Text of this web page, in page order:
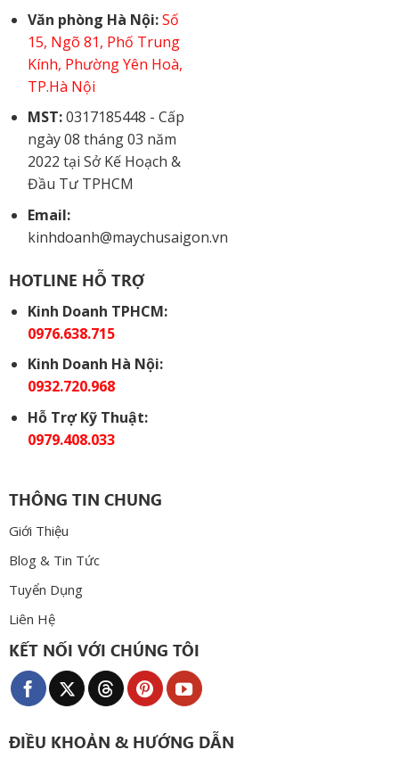
Văn phòng Hà Nội: Số
15, Ngõ 81, Phố Trung
Kính, Phường Yên Hoà,
TP.Hà Nội
MST:0317185448 - Cấp
ngày 08 tháng 03 năm
2022 tại Sở Kế Hoạch &
Đầu Tư TPHCM
Email:
kinhdoanh@maychusaigon.vn
HOTLINE HỖ TRỢ
Kinh Doanh TPHCM:
0976.638.715
Kinh Doanh Hà Nội:
0932.720.968
Hỗ Trợ Kỹ Thuật:
0979.408.033
THÔNG TIN CHUNG
Giới Thiệu
Blog & Tin Tức
Tuyển Dụng
Liên Hệ
KẾT NỐI VỚI CHÚNG TÔI
ĐIỀU KHOẢN & HƯỚNG DẪN